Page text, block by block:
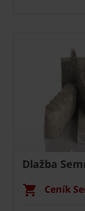
Dlažba
Ceník